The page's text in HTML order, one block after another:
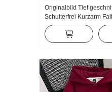
Originalbild Tief
Schulterfrei Kurzarm
Netzstoff Basis kleid
Kurzarm